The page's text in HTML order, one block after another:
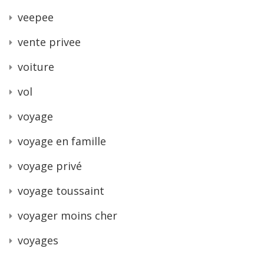
veepee
vente privee
voiture
vol
voyage
voyage en famille
voyage privé
voyage toussaint
voyager moins cher
voyages